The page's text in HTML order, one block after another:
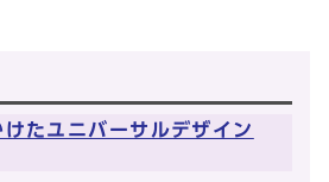
たユニバーサルデザイン